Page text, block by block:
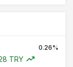
0.26%
TRY